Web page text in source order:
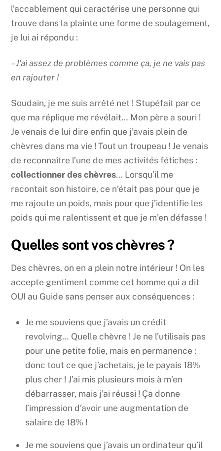
l’accablement qui caractérise une personne qui
trouve dans la plainte une forme de soulagement,
je lui ai répondu :
– J’ai assez de problèmes comme ça, je ne vais pas
en rajouter !
Soudain, je me suis arrêté net ! Stupéfait par ce
que ma réplique me révélait… Mon père a souri !
Je venais de lui dire enfin que j’avais plein de
chèvres dans ma vie ! Tout un troupeau ! Je venais
de reconnaître l’une de mes activités fétiches :
collectionner des chèvres… Lorsqu’il me
racontait son histoire, ce n’était pas pour que je
me rajoute un poids, mais pour que j’identifie les
poids qui me ralentissent et que je m’en défasse !
Quelles sont vos chèvres ?
Des chèvres, on en a plein notre intérieur ! On les
accepte gentiment comme cet homme qui a dit
OUI au Guide sans penser aux conséquences :
Je me souviens que j’avais un crédit
revolving… Quelle chèvre ! Je ne l’utilisais pas
pour une petite folie, mais en permanence :
donc tout ce que j’achetais, je le payais 18%
plus cher ! J’ai mis plusieurs mois à m’en
débarrasser, mais j’ai réussi ! Ça donne
l’impression d’avoir une augmentation de
salaire de 18% !
Je me souviens que j’avais un ordinateur qu’il